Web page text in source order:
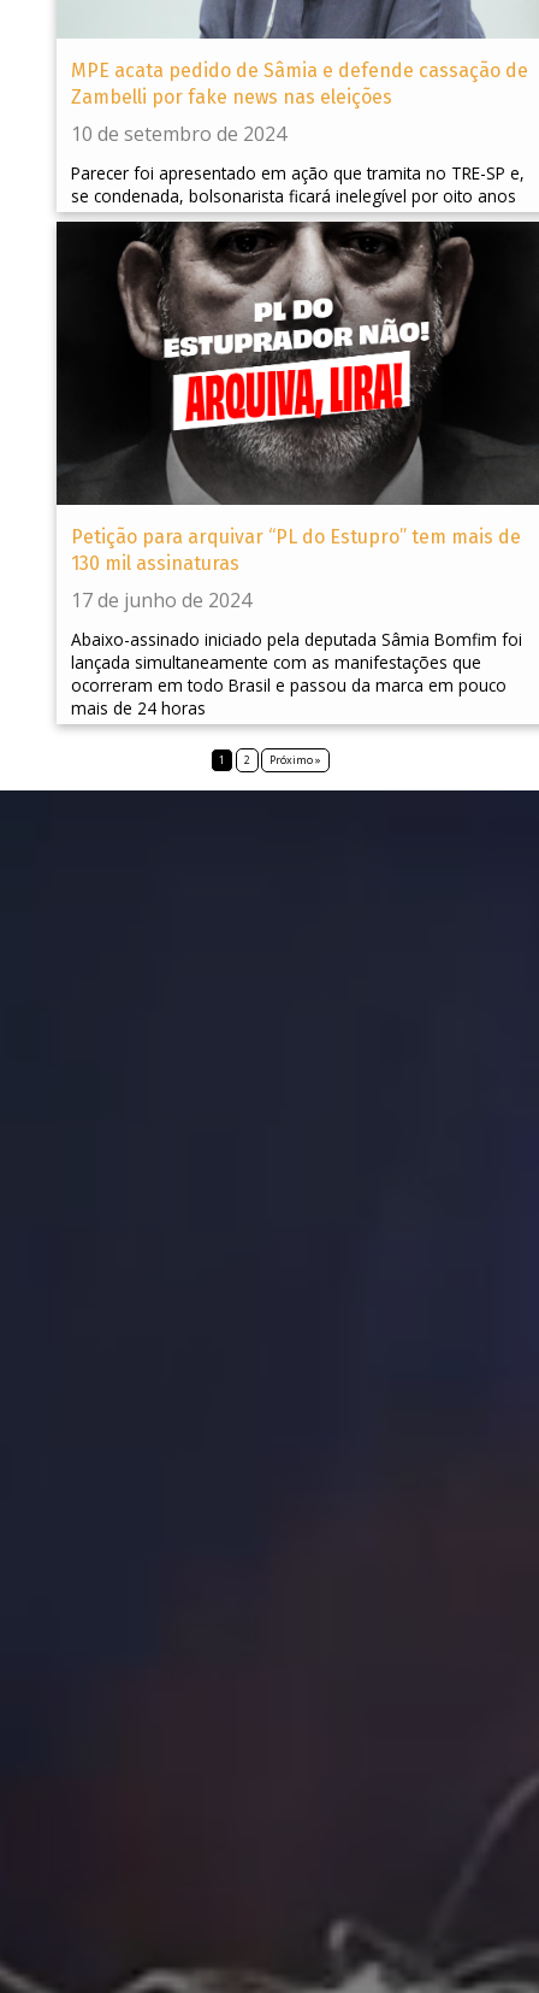
MPE acata pedido de Sâmia e defende cassação de
Zambelli por fake news nas eleições
10 de setembro de 2024
Parecer foi apresentado em ação que tramita no TRE-SP e,
se condenada, bolsonarista ficará inelegível por oito anos
Petição para arquivar “PL do Estupro” tem mais de
130 mil assinaturas
17 de junho de 2024
Abaixo-assinado iniciado pela deputada Sâmia Bomfim foi
lançada simultaneamente com as manifestações que
ocorreram em todo Brasil e passou da marca em pouco
mais de 24 horas
1 2 Próximo »